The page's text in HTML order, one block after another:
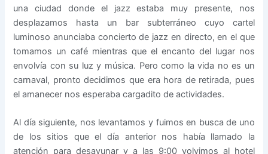
una ciudad donde el jazz estaba muy presente, nos
desplazamos hasta un bar subterráneo cuyo cartel
luminoso anunciaba concierto de jazz en directo, en el que
tomamos un café mientras que el encanto del lugar nos
envolvía con su luz y música. Pero como la vida no es un
carnaval, pronto decidimos que era hora de retirada, pues
el amanecer nos esperaba cargadito de actividades.
Al día siguiente, nos levantamos y fuimos en busca de uno
de los sitios que el día anterior nos había llamado la
atención para desayunar y a las 9:00 volvimos al hotel